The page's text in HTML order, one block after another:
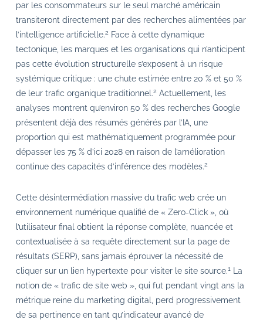
par les consommateurs sur le seul marché américain
transiteront directement par des recherches alimentées par
l’intelligence artificielle.2Face à cette dynamique
tectonique, les marques et les organisations qui n’anticipent
pas cette évolution structurelle s’exposent à un risque
systémique critique : une chute estimée entre 20 % et 50 %
de leur trafic organique traditionnel.2Actuellement, les
analyses montrent qu’environ 50 % des recherches Google
présentent déjà des résumés générés par l’IA, une
proportion qui est mathématiquement programmée pour
dépasser les 75 % d’ici 2028 en raison de l’amélioration
continue des capacités d’inférence des modèles.2
Cette désintermédiation massive du trafic web crée un
environnement numérique qualifié de « Zero-Click », où
l’utilisateur final obtient la réponse complète, nuancée et
contextualisée à sa requête directement sur la page de
résultats (SERP), sans jamais éprouver la nécessité de
cliquer sur un lien hypertexte pour visiter le site source.1La
notion de « trafic de site web », qui fut pendant vingt ans la
métrique reine du marketing digital, perd progressivement
de sa pertinence en tant qu’indicateur avancé de